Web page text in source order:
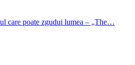
care poate zgudui lumea – „The…